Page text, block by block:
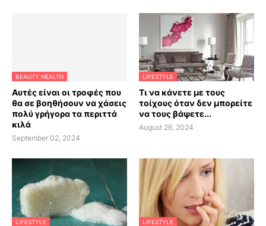
BEAUTY HEALTH
Αυτές είναι οι τροφές που
θα σε βοηθήσουν να χάσεις
πολύ γρήγορα τα περιττά
κιλά
September 02, 2024
LIFESTYLE
Τι να κάνετε με τους
τοίχους όταν δεν μπορείτε
να τους βάψετε...
August 26, 2024
LIFESTYLE LIFESTYLE